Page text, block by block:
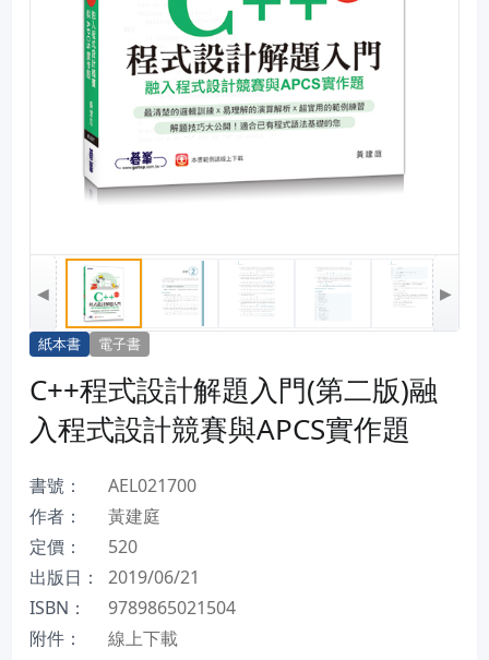
◀ ▶
紙本書 電子書
C++程式設計解題入門(第二版)融
入程式設計競賽與APCS實作題
書號：
AEL021700
作者：
黃建庭
定價：
520
出版日：
2019/06/21
ISBN：
9789865021504
附件：
線上下載